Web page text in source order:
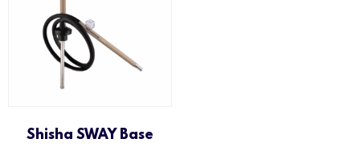
Shisha SWAY Base